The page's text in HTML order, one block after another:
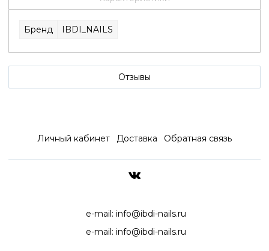
Бренд IBDI_NAILS
Отзывы
Личный кабинет Доставка Обратная связь
e-mail: info@ibdi-nails.ru
e-mail: info@ibdi-nails.ru